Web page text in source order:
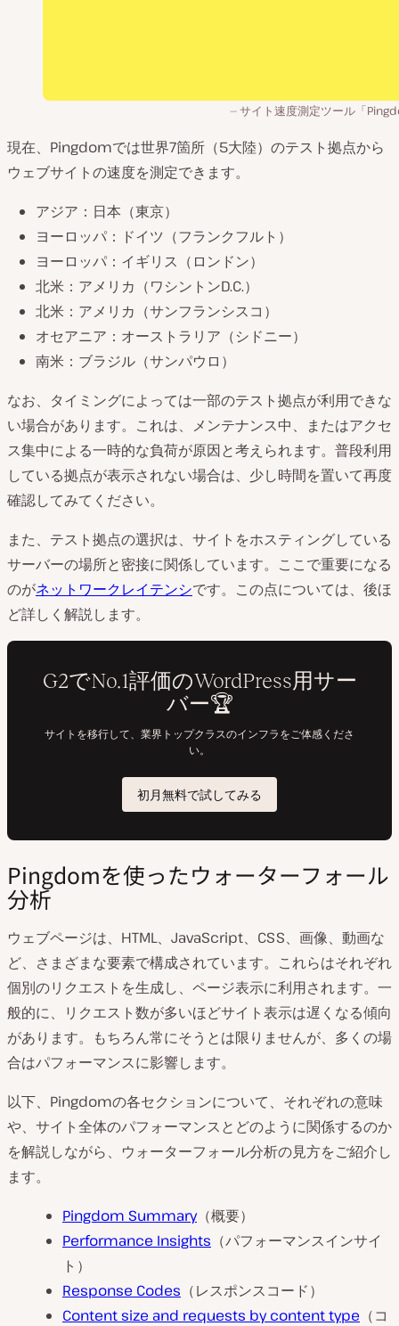
サイト速度測定ツール「
現在、Pingdomでは世界7箇所（5大陸）のテスト拠点から
ウェブサイトの速度を測定できます。
アジア：日本（東京）
ヨーロッパ：ドイツ（フランクフルト）
ヨーロッパ：イギリス（ロンドン）
北米：アメリカ（ワシントンD.C.）
北米：アメリカ（サンフランシスコ）
オセアニア：オーストラリア（シドニー）
南米：ブラジル（サンパウロ）
なお、タイミングによっては一部のテスト拠点が利用できな
い場合があります。これは、メンテナンス中、またはアクセ
ス集中による一時的な負荷が原因と考えられます。普段利用
している拠点が表示されない場合は、少し時間を置いて再度
確認してみてください。
また、テスト拠点の選択は、サイトをホスティングしている
サーバーの場所と密接に関係しています。ここで重要になる
のがネットワークレイテンシです。この点については、後ほ
ど詳しく解説します。
Pingdomを使ったウォーターフォール
分析
ウェブページは、HTML、JavaScript、CSS、画像、動画な
ど、さまざまな要素で構成されています。これらはそれぞれ
個別のリクエストを生成し、ページ表示に利用されます。一
般的に、リクエスト数が多いほどサイト表示は遅くなる傾向
があります。もちろん常にそうとは限りませんが、多くの場
合はパフォーマンスに影響します。
以下、Pingdomの各セクションについて、それぞれの意味
や、サイト全体のパフォーマンスとどのように関係するのか
を解説しながら、ウォーターフォール分析の見方をご紹介し
ます。
Pingdom Summary（概要）
Performance Insights （パフォーマンスインサイ
ト）
Response Codes （レスポンスコード）
Content size and requests by content type （コ